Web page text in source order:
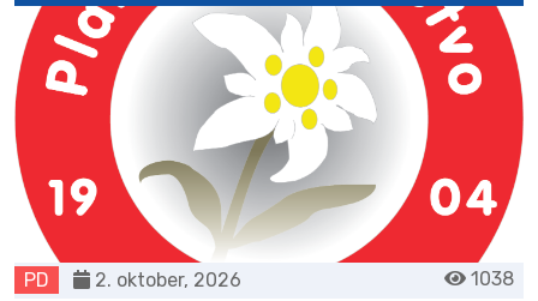
PD 1038
2. oktober, 2026